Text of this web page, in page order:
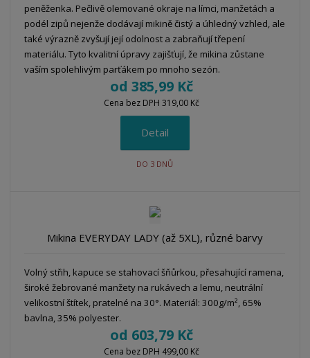
peněženka. Pečlivě olemované okraje na límci, manžetách a
podél zipů nejenže dodávají mikině čistý a úhledný vzhled, ale
také výrazně zvyšují její odolnost a zabraňují třepení
materiálu. Tyto kvalitní úpravy zajišťují, že mikina zůstane
vaším spolehlivým parťákem po mnoho sezón.
od 385,99 Kč
Cena bez DPH 319,00 Kč
Detail
DO 3 DNŮ
Mikina EVERYDAY LADY (až 5XL), různé barvy
Volný střih, kapuce se stahovací šňůrkou, přesahující ramena,
široké žebrované manžety na rukávech a lemu, neutrální
velikostní štítek, pratelné na 30°. Materiál: 300g/m², 65%
bavlna, 35% polyester.
od 603,79 Kč
Cena bez DPH 499,00 Kč